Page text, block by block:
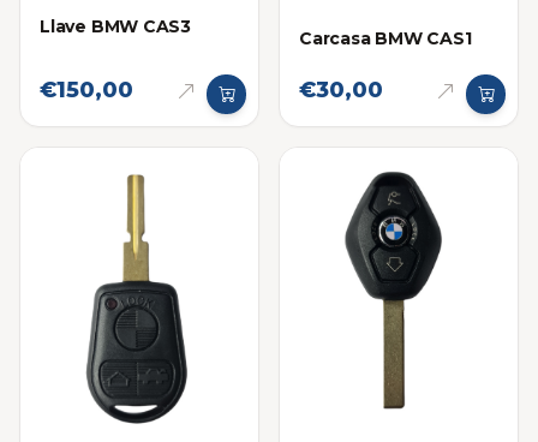
Llave BMW CAS3
€150,00
Carcasa BMW CAS1
€30,00